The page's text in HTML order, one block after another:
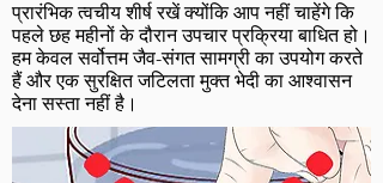
प्रारंभिक त्वचीय शीर्ष रखें क्योंकि आप नहीं चाहेंगे कि
पहले छह महीनों के दौरान उपचार प्रक्रिया बाधित हो।
हम केवल सर्वोत्तम जैव-संगत सामग्री का उपयोग करते
हैं और एक सुरक्षित जटिलता मुक्त भेदी का आश्वासन
देना सस्ता नहीं है।